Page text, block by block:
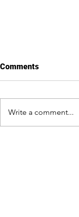
Last day in Cuba
Comments
Write a comment...